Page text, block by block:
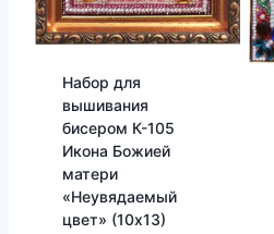
Набор для
вышивания
бисером К-105
Икона Божией
матери
«Неувядаемый
цвет» (10х13)